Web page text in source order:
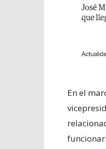
En el